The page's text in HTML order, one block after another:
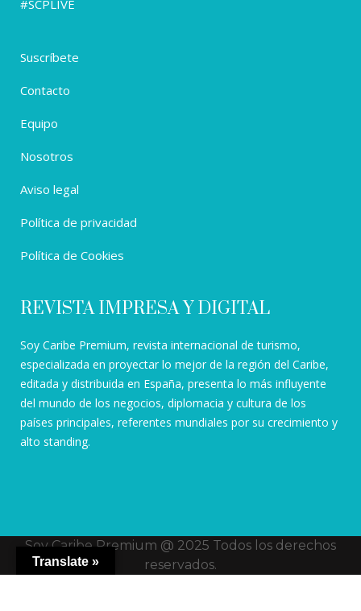
#SCPLIVE
Suscríbete
Contacto
Equipo
Nosotros
Aviso legal
Política de privacidad
Política de Cookies
REVISTA IMPRESA Y DIGITAL
Soy Caribe Premium, revista internacional de turismo,
especializada en proyectar lo mejor de la región del Caribe,
editada y distribuida en España, presenta lo más influyente
del mundo de los negocios, diplomacia y cultura de los
países principales, referentes mundiales por su crecimiento y
alto standing.
Soy Caribe Premium @ 2025 Todos los derechos
reservados.
Translate »